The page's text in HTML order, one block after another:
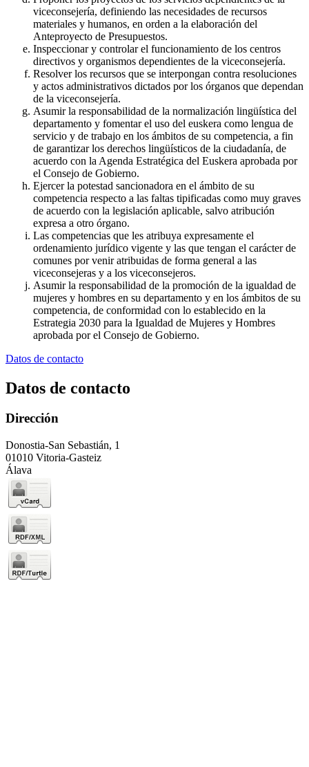
viceconsejería, definiendo las necesidades de recursos
materiales y humanos, en orden a la elaboración del
Anteproyecto de Presupuestos.
Inspeccionar y controlar el funcionamiento de los centros
directivos y organismos dependientes de la viceconsejería.
Resolver los recursos que se interpongan contra resoluciones
y actos administrativos dictados por los órganos que dependan
de la viceconsejería.
Asumir la responsabilidad de la normalización lingüística del
departamento y fomentar el uso del euskera como lengua de
servicio y de trabajo en los ámbitos de su competencia, a fin
de garantizar los derechos lingüísticos de la ciudadanía, de
acuerdo con la Agenda Estratégica del Euskera aprobada por
el Consejo de Gobierno.
Ejercer la potestad sancionadora en el ámbito de su
competencia respecto a las faltas tipificadas como muy graves
de acuerdo con la legislación aplicable, salvo atribución
expresa a otro órgano.
Las competencias que les atribuya expresamente el
ordenamiento jurídico vigente y las que tengan el carácter de
comunes por venir atribuidas de forma general a las
viceconsejeras y a los viceconsejeros.
Asumir la responsabilidad de la promoción de la igualdad de
mujeres y hombres en su departamento y en los ámbitos de su
competencia, de conformidad con lo establecido en la
Estrategia 2030 para la Igualdad de Mujeres y Hombres
aprobada por el Consejo de Gobierno.
Datos de contacto
Datos de contacto
Dirección
Donostia-San Sebastián, 1
01010 Vitoria-Gasteiz
Álava